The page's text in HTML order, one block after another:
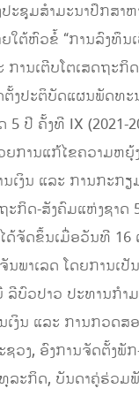
ະຊຸມສຳມະນາປຶກສາຫ
ໃຕ້ຫົວຂໍ້ “ການລົງທຶນ
ການເຕີບໂຕເສດຖະກິ
ງປະຕິບັດແຜນພັດທະ
5 ປີ ຄັ້ງທີ IX (2021-
ຍການແກ້ໄຂຄວາມຫຍຸ້
ເງິນ ແລະ ການກະກຽ
ະກິດ-ສັງຄົມແຫ່ງຊາດ
ໄດ້ຈັດຂຶ້ນເມື່ອວັນທີ 16
ນພາເລດ ໂດຍການເປັ
ລີບົວປາວ ປະທານກຳ
ເງິນ ແລະ ການກວດສ
ຊວງ, ອົງການຈັດຕັ້ງພັ
ລະກິດ, ບັນດາຄູ່ຮ່ວມ